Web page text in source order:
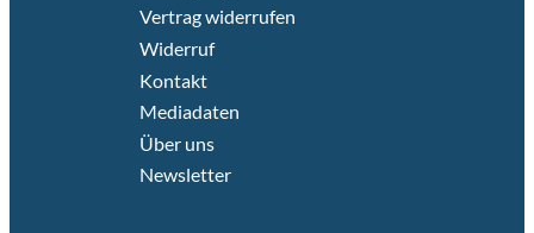
Vertrag widerrufen
Widerruf
Kontakt
Mediadaten
Über uns
Newsletter